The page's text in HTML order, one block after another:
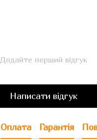
Додайте перший відгук
Написати відгук
Оплата Гарантія